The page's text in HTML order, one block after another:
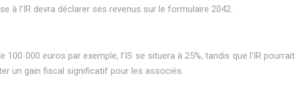
à l’IR devra déclarer ses revenus sur le formulaire 2042.
000 euros par exemple, l’IS se situera à 25%, tandis que l’IR pourrait
un gain fiscal significatif pour les associés.